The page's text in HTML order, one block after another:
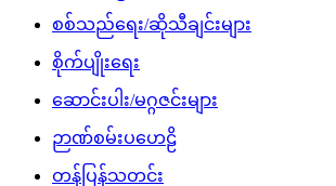
စစ်သည်ရေး/ဆိုသီချင်းများ
စိုက်ပျိုးရေး
ဆောင်းပါး/မဂ္ဂဇင်းများ
ဉာဏ်စမ်းပဟေဠိ
တန်ပြန်သတင်း